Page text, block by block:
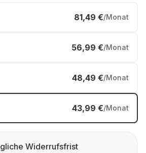
81,49 €/Monat
56,99 €/Monat
48,49 €/Monat
43,99 €/Monat
Widerrufsfrist